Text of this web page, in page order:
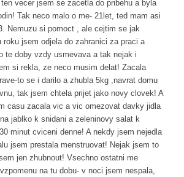
vecer jsem se zacetla do pribehu a byla
Tak neco malo o me- 21let, ted mam asi
Nemuzu si pomoct , ale cejtim se jak
jsem odjela do zahranici za praci a
te doby vzdy usmevava a tak nejak i
si rekla, ze neco musim delat! Zacala
to se i darilo a zhubla 5kg ,navrat domu
tak jsem chtela prijet jako novy clovek! A
casu zacala vic a vic omezovat davky jidla
jablko k snidani a zeleninovy salat k
minut cviceni denne! A nekdy jsem nejedla
jsem prestala menstruovat! Nejak jsem to
jen zhubnout! Vsechno ostatni me
na tu dobu- v noci jsem nespala,